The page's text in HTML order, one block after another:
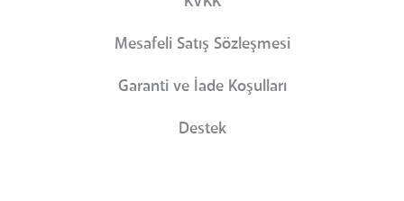
Mesafeli Satış Sözleşmesi
Garanti ve İade Koşulları
Destek